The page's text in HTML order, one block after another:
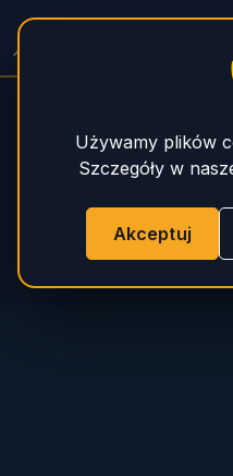
Używamy plików
Szczegóły w
Akceptuj